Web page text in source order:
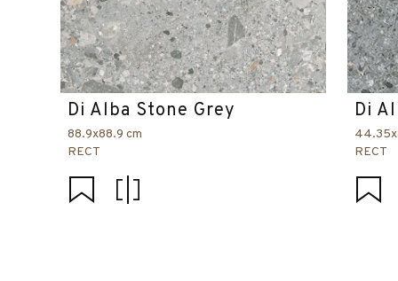
Di Alba Stone Grey
88.9x88.9 cm
RECT
Di
RECT